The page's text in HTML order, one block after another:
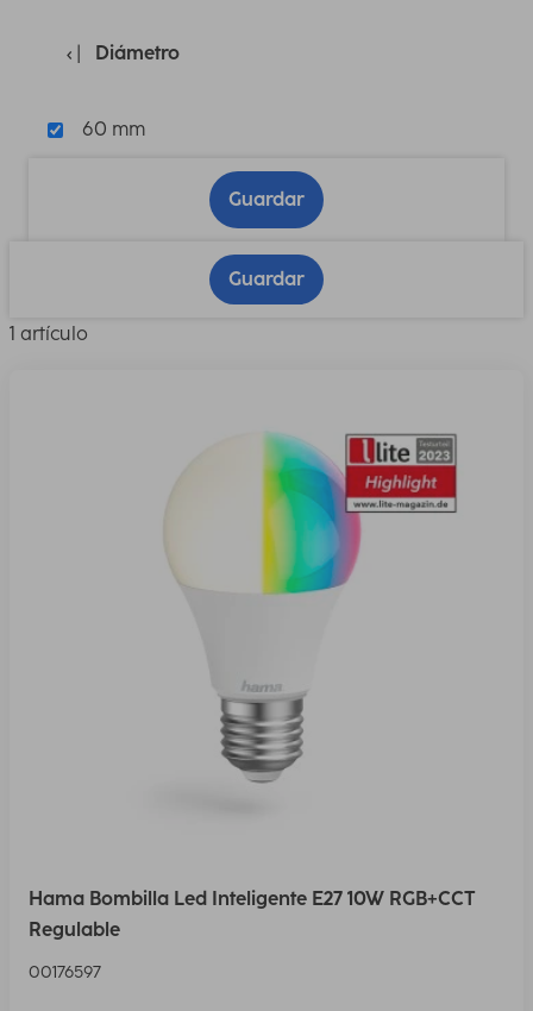
Diámetro
60 mm
Guardar
Guardar
1 artículo
Hama Bombilla Led Inteligente E27 10W RGB+CCT
Regulable
00176597